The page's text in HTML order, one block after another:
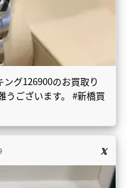
グ126900のお買取り
うございます。 #新橋買